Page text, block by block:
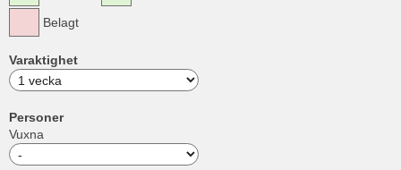
Belagt
Varaktighet
Personer
Vuxna